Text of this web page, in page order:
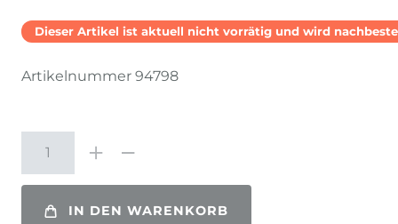
Dieser Artikel ist aktuell nicht vorrätig und wird
Artikelnummer 94798
IN DEN WARENKORB